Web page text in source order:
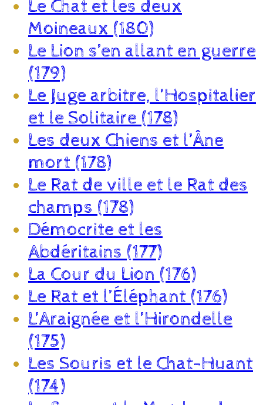
Le Chat et les deux
Moineaux (180)
Le Lion s’en allant en guerre
(179)
Le Juge arbitre, l’Hospitalier
et le Solitaire (178)
Les deux Chiens et l’Âne
mort (178)
Le Rat de ville et le Rat des
champs (178)
Démocrite et les
Abdéritains (177)
La Cour du Lion (176)
Le Rat et l’Éléphant (176)
L’Araignée et l’Hirondelle
(175)
Les Souris et le Chat-Huant
(174)